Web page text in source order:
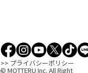
>> プライバシーポリシー
© MOTTERU Inc. All Right